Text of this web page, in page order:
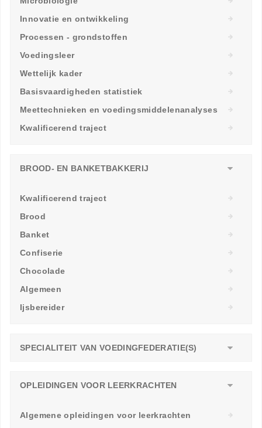
Innovatie en ontwikkeling
Processen - grondstoffen
Voedingsleer
Wettelijk kader
Basisvaardigheden statistiek
Meettechnieken en voedingsmiddelenanalyses
Kwalificerend traject
BROOD- EN BANKETBAKKERIJ
Kwalificerend traject
Brood
Banket
Confiserie
Chocolade
Algemeen
Ijsbereider
SPECIALITEIT VAN VOEDINGFEDERATIE(S)
OPLEIDINGEN VOOR LEERKRACHTEN
Algemene opleidingen voor leerkrachten